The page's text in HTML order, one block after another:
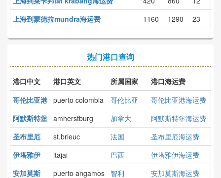
上海到蒙德拉mundra海运费
1160 1290 23
热门港口查询
港口中文 港口英文 所属国家
港口海运费
哥伦比亚港 puerto colombia 哥伦比亚
哥伦比亚港海运费
阿默斯特堡 amherstburg 加拿大
阿默斯特堡海运费
圣布里厄
st.brieuc 法国
圣布里厄海运费
伊塔雅伊
itajai 巴西
伊塔雅伊海运费
安加莫斯
puerto angamos 智利 安加莫斯海运费